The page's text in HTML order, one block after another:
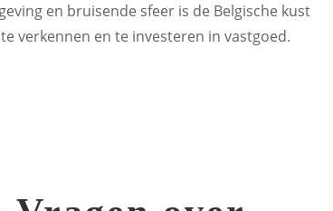
en bruisende sfeer is de Belgische kust
verkennen en te investeren in vastgoed.